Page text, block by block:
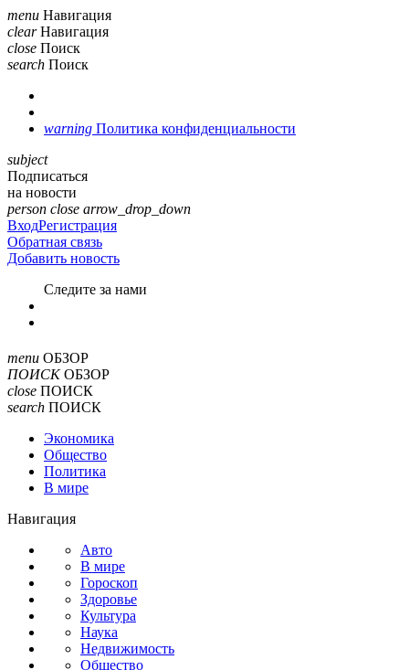
menu Навигация
clear Навигация
close Поиск
search Поиск
warning Политика конфиденциальности
subject
Подписаться
на новости
person close arrow_drop_down
ВходРегистрация
Обратная связь
Добавить новость
Cледите за нами
menu ОБЗОР
ПОИСК ОБЗОР
close ПОИСК
search ПОИСК
Экономика
Общество
Политика
В мире
Навигация
Авто
В мире
Гороскоп
Здоровье
Культура
Наука
Недвижимость
Общество